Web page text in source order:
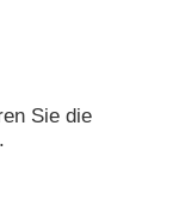
Sie die